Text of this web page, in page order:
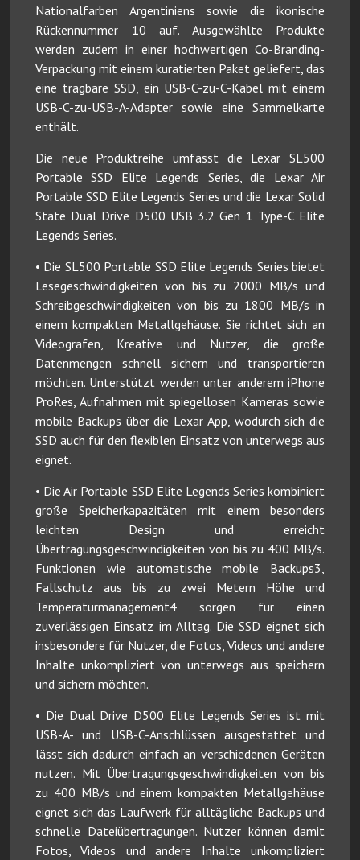
Nationalfarben Argentiniens sowie die ikonische
Rückennummer 10 auf. Ausgewählte Produkte
werden zudem in einer hochwertigen Co-Branding-
Verpackung mit einem kuratierten Paket geliefert, das
eine tragbare SSD, ein USB-C-zu-C-Kabel mit einem
USB-C-zu-USB-A-Adapter sowie eine Sammelkarte
enthält.
Die neue Produktreihe umfasst die Lexar SL500
Portable SSD Elite Legends Series, die Lexar Air
Portable SSD Elite Legends Series und die Lexar Solid
State Dual Drive D500 USB 3.2 Gen 1 Type-C Elite
Legends Series.
• Die SL500 Portable SSD Elite Legends Series bietet
Lesegeschwindigkeiten von bis zu 2000 MB/s und
Schreibgeschwindigkeiten von bis zu 1800 MB/s in
einem kompakten Metallgehäuse. Sie richtet sich an
Videografen, Kreative und Nutzer, die große
Datenmengen schnell sichern und transportieren
möchten. Unterstützt werden unter anderem iPhone
ProRes, Aufnahmen mit spiegellosen Kameras sowie
mobile Backups über die Lexar App, wodurch sich die
SSD auch für den flexiblen Einsatz von unterwegs aus
eignet.
• Die Air Portable SSD Elite Legends Series kombiniert
große Speicherkapazitäten mit einem besonders
leichten Design und erreicht
Übertragungsgeschwindigkeiten von bis zu 400 MB/s.
Funktionen wie automatische mobile Backups3,
Fallschutz aus bis zu zwei Metern Höhe und
Temperaturmanagement4 sorgen für einen
zuverlässigen Einsatz im Alltag. Die SSD eignet sich
insbesondere für Nutzer, die Fotos, Videos und andere
Inhalte unkompliziert von unterwegs aus speichern
und sichern möchten.
• Die Dual Drive D500 Elite Legends Series ist mit
USB-A- und USB-C-Anschlüssen ausgestattet und
lässt sich dadurch einfach an verschiedenen Geräten
nutzen. Mit Übertragungsgeschwindigkeiten von bis
zu 400 MB/s und einem kompakten Metallgehäuse
eignet sich das Laufwerk für alltägliche Backups und
schnelle Dateiübertragungen. Nutzer können damit
Fotos, Videos und andere Inhalte unkompliziert